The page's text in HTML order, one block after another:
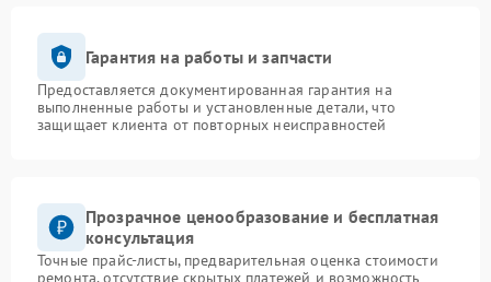
Гарантия на работы и запчасти
Предоставляется документированная гарантия на
выполненные работы и установленные детали, что
защищает клиента от повторных неисправностей
Прозрачное ценообразование и бесплатная
консультация
Точные прайс-листы, предварительная оценка стоимости
ремонта, отсутствие скрытых платежей и возможность